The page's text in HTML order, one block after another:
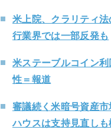
米上院、クラリティ
行業界では一部反発も
米ステーブルコイン
性＝報道
審議続く米暗号資産
ハウスは支持見直し